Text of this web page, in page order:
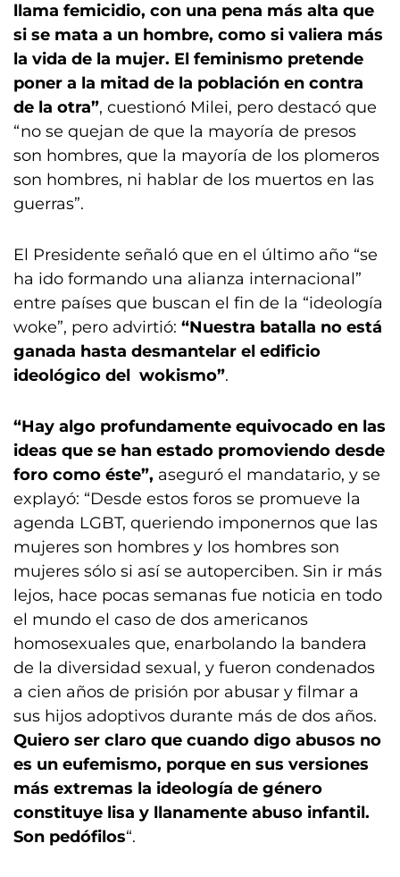
llama femicidio, con una pena más alta que
si se mata a un hombre, como si valiera más
la vida de la mujer. El feminismo pretende
poner a la mitad de la población en contra
de la otra”, cuestionó Milei, pero destacó que
“no se quejan de que la mayoría de presos
son hombres, que la mayoría de los plomeros
son hombres, ni hablar de los muertos en las
guerras”.
El Presidente señaló que en el último año “se
ha ido formando una alianza internacional”
entre países que buscan el fin de la “ideología
woke”, pero advirtió: “Nuestra batalla no está
ganada hasta desmantelar el edificio
ideológico del wokismo”.
“Hay algo profundamente equivocado en las
ideas que se han estado promoviendo desde
foro como éste”, aseguró el mandatario, y se
explayó: “Desde estos foros se promueve la
agenda LGBT, queriendo imponernos que las
mujeres son hombres y los hombres son
mujeres sólo si así se autoperciben. Sin ir más
lejos, hace pocas semanas fue noticia en todo
el mundo el caso de dos americanos
homosexuales que, enarbolando la bandera
de la diversidad sexual, y fueron condenados
a cien años de prisión por abusar y filmar a
sus hijos adoptivos durante más de dos años.
Quiero ser claro que cuando digo abusos no
es un eufemismo, porque en sus versiones
más extremas la ideología de género
constituye lisa y llanamente abuso infantil.
Son pedófilos“.